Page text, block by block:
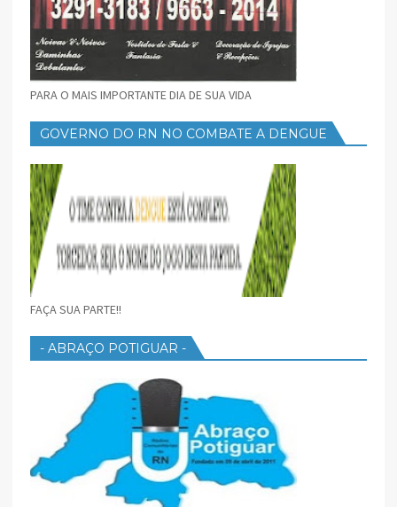
PARA O MAIS IMPORTANTE DIA DE SUA VIDA
GOVERNO DO RN NO COMBATE A DENGUE
FAÇA SUA PARTE!!
- ABRAÇO POTIGUAR -